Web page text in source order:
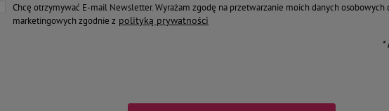
Chcę otrzymywać E-mail Newsletter. Wyrażam zgodę na przetwarzanie moich danych osobowych
marketingowych zgodnie z polityką prywatności
*